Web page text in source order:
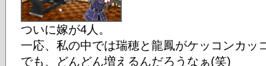
ついに嫁が4人。
一応、私の中では瑞穂と龍鳳がケッコンカッ
でも、どんどん増えるんだろうなぁ(笑)